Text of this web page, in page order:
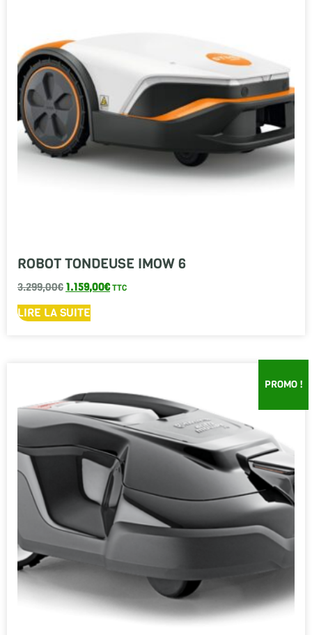
ROBOT TONDEUSE IMOW 6
3.299,00€ 1.159,00€TTC
LIRE LA SUITE
PROMO !